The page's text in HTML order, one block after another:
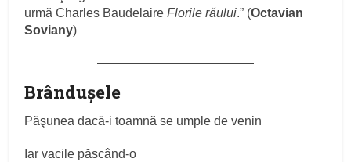
urmă Charles BaudelaireFlorile răului.” (Octavian
Soviany)
Brânduşele
Păşunea dacă-i toamnă se umple de venin
Iar vacile păscând-o